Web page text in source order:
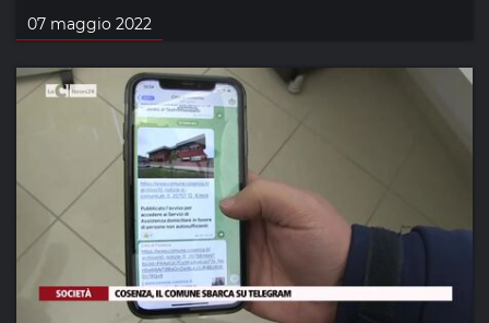
07 maggio 2022